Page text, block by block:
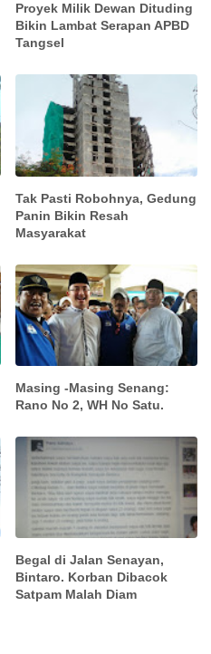
Proyek Milik Dewan Dituding
Bikin Lambat Serapan APBD
Tangsel
Tak Pasti Robohnya, Gedung
Panin Bikin Resah
Masyarakat
Masing -Masing Senang:
Rano No 2, WH No Satu.
Begal di Jalan Senayan,
Bintaro. Korban Dibacok
Satpam Malah Diam